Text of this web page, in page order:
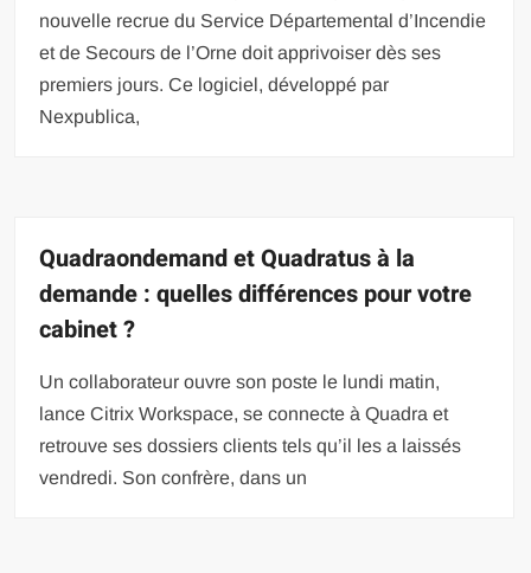
nouvelle recrue du Service Départemental d’Incendie
et de Secours de l’Orne doit apprivoiser dès ses
premiers jours. Ce logiciel, développé par
Nexpublica,
Quadraondemand et Quadratus à la
demande : quelles différences pour votre
cabinet ?
Un collaborateur ouvre son poste le lundi matin,
lance Citrix Workspace, se connecte à Quadra et
retrouve ses dossiers clients tels qu’il les a laissés
vendredi. Son confrère, dans un